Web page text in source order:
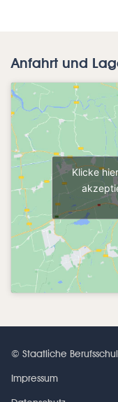
Anfahrt und
Klicke
© Staatliche
Impressum